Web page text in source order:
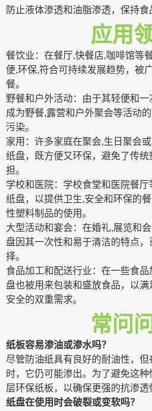
防止液体渗透和油脂渗透，保持食
应用
餐饮业：在餐厅,快餐店,咖啡馆等
便,环保,符合可持续发展趋势，被
餐。
野餐和户外活动：由于其轻便和
成为野餐,露营和户外聚会等活动
污染。
家用：许多家庭在聚会,生日聚会
纸盘，既方便又环保，避免了传
担。
学校和医院：学校食堂和医院餐
纸盘，以提供卫生,安全和环保的
性塑料制品的使用。
大型活动和宴会：在婚礼,展览和
盘因其一次性和易于清洁的特点
择。
食品加工和配送行业：在一些食
盘也被用来包装和盛放食品，以
安全的双重需求。
常问
纸板容易渗油或渗水吗？
尽管防油纸具有良好的耐油性，
时，它仍可能渗出。为了避免这
层环保纸板，以确保更强的抗渗透
纸盘在使用时会破裂或变软吗？